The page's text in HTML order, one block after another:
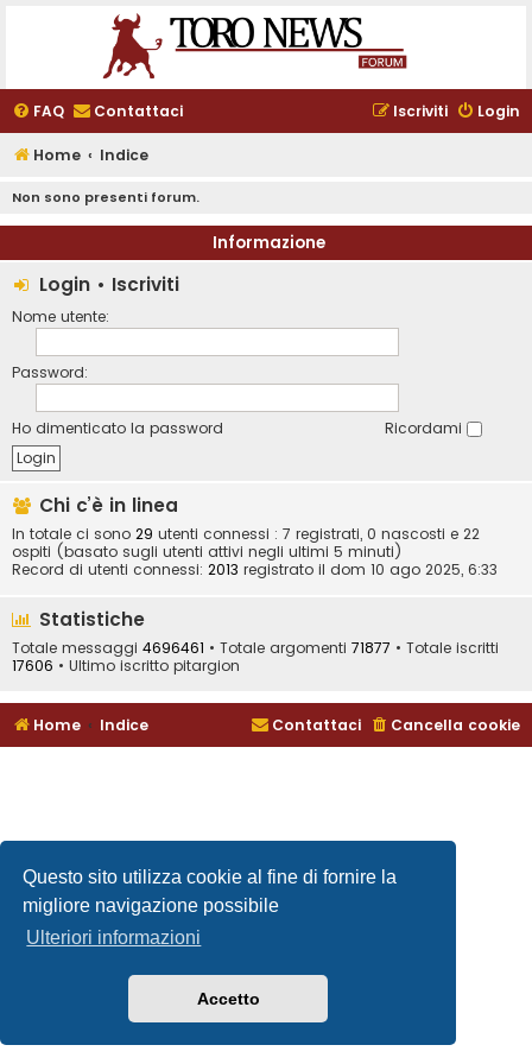
Questo sito utilizza cookie al fine di fornire la
migliore navigazione possibile
Ulteriori informazioni
Accetto
FAQ Contattaci Login
Iscriviti
Home Indice
Non sono presenti forum.
Informazione
Login • Iscriviti
Nome utente:
Password:
Ho dimenticato la password Ricordami
Chi c’è in linea
In totale ci sono 29 utenti connessi : 7 registrati, 0 nascosti e 22
ospiti (basato sugli utenti attivi negli ultimi 5 minuti)
Record di utenti connessi: 2013 registrato il dom 10 ago 2025, 6:33
Statistiche
Totale messaggi 4696461 • Totale argomenti 71877 • Totale iscritti
17606 • Ultimo iscritto pitargion
Home Indice Cancella cookie
Contattaci